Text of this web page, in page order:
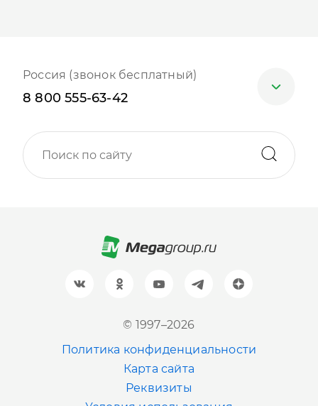
© 1997–2026
Политика конфиденциальности
Карта сайта
Реквизиты
Россия (звонок бесплатный)
8 800 555-63-42
+7 (961) 999-93-93
+7 (383) 207-80-51
+7 (843) 202-41-47